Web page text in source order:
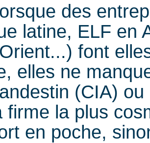
des
latine, ELF en
font
elles ne
(CIA) ou
firme la plus
en poche,